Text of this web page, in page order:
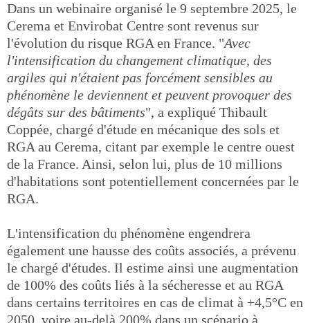
Dans un webinaire organisé le 9 septembre 2025, le
Cerema et Envirobat Centre sont revenus sur
l'évolution du risque RGA en France. "Avec
l'intensification du changement climatique, des
argiles qui n'étaient pas forcément sensibles au
phénomène le deviennent et peuvent provoquer des
dégâts sur des bâtiments", a expliqué Thibault
Coppée, chargé d'étude en mécanique des sols et
RGA au Cerema, citant par exemple le centre ouest
de la France. Ainsi, selon lui, plus de 10 millions
d'habitations sont potentiellement concernées par le
RGA.
L'intensification du phénomène engendrera
également une hausse des coûts associés, a prévenu
le chargé d'études. Il estime ainsi une augmentation
de 100% des coûts liés à la sécheresse et au RGA
dans certains territoires en cas de climat à +4,5°C en
2050, voire au-delà 200% dans un scénario à